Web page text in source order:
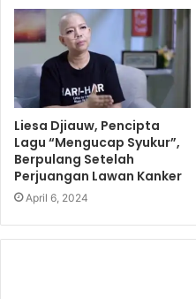
Liesa Djiauw, Pencipta
Lagu “Mengucap Syukur”,
Berpulang Setelah
Perjuangan Lawan Kanker
April 6, 2024